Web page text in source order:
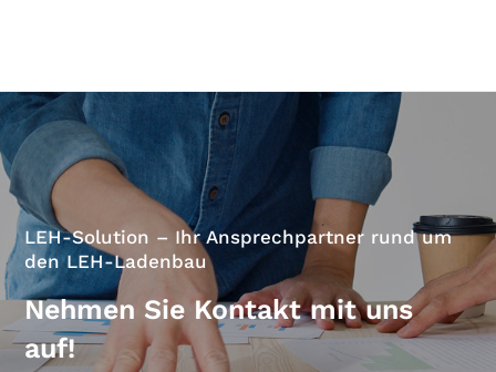
LEH-Solution – Ihr Ansprechpartner rund um
den LEH-Ladenbau
Nehmen Sie Kontakt mit uns
auf!